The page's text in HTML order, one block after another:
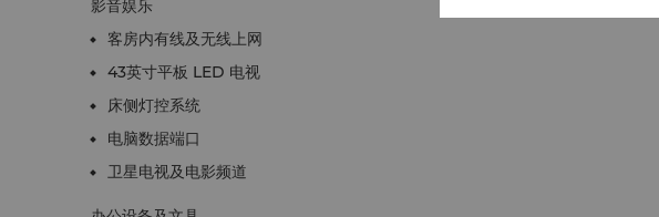
影音娱乐
客房内有线及无线上网
43英寸平板 LED 电视
床侧灯控系统
电脑数据端口
卫星电视及电影频道